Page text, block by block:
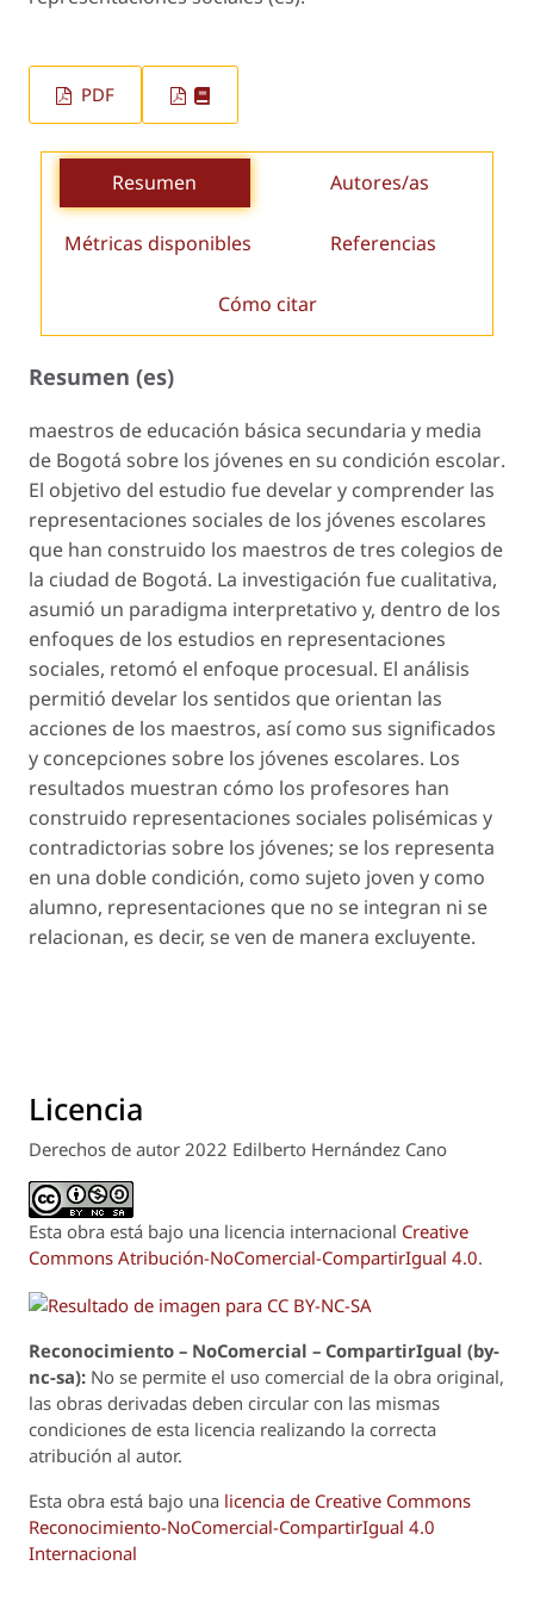
PDF
Resumen Autores/as
Métricas disponibles Referencias
Cómo citar
Resumen (es)
maestros de educación básica secundaria y media
de Bogotá sobre los jóvenes en su condición escolar.
El objetivo del estudio fue develar y comprender las
representaciones sociales de los jóvenes escolares
que han construido los maestros de tres colegios de
la ciudad de Bogotá. La investigación fue cualitativa,
asumió un paradigma interpretativo y, dentro de los
enfoques de los estudios en representaciones
sociales, retomó el enfoque procesual. El análisis
permitió develar los sentidos que orientan las
acciones de los maestros, así como sus significados
y concepciones sobre los jóvenes escolares. Los
resultados muestran cómo los profesores han
construido representaciones sociales polisémicas y
contradictorias sobre los jóvenes; se los representa
en una doble condición, como sujeto joven y como
alumno, representaciones que no se integran ni se
relacionan, es decir, se ven de manera excluyente.
Licencia
Derechos de autor 2022 Edilberto Hernández Cano
Esta obra está bajo una licencia internacional Creative
Commons Atribución-NoComercial-CompartirIgual 4.0.
Reconocimiento – NoComercial – CompartirIgual (by-
nc-sa): No se permite el uso comercial de la obra original,
las obras derivadas deben circular con las mismas
condiciones de esta licencia realizando la correcta
atribución al autor.
Esta obra está bajo una licencia de Creative Commons
Reconocimiento-NoComercial-CompartirIgual 4.0
Internacional